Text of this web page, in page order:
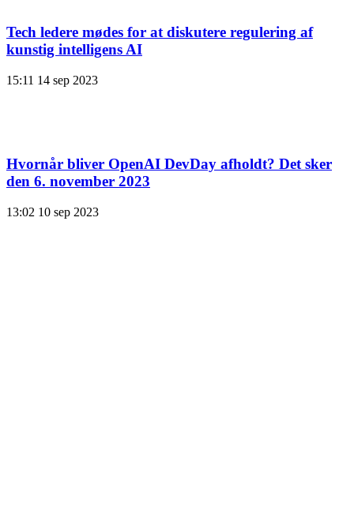
Tech ledere mødes for at diskutere regulering af
kunstig intelligens AI
15:11 14 sep 2023
Hvornår bliver OpenAI DevDay afholdt? Det sker
den 6. november 2023
13:02 10 sep 2023